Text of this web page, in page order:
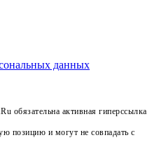
данных
обязательна активная гиперссылка
позицию и могут не совпадать с